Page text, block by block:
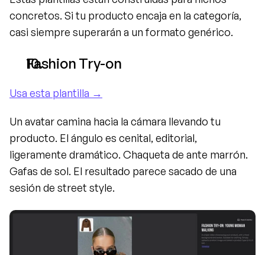
concretos. Si tu producto encaja en la categoría,
casi siempre superarán a un formato genérico.
Fashion Try-on
Usa esta plantilla →
Un avatar camina hacia la cámara llevando tu
producto. El ángulo es cenital, editorial,
ligeramente dramático. Chaqueta de ante marrón.
Gafas de sol. El resultado parece sacado de una
sesión de street style.